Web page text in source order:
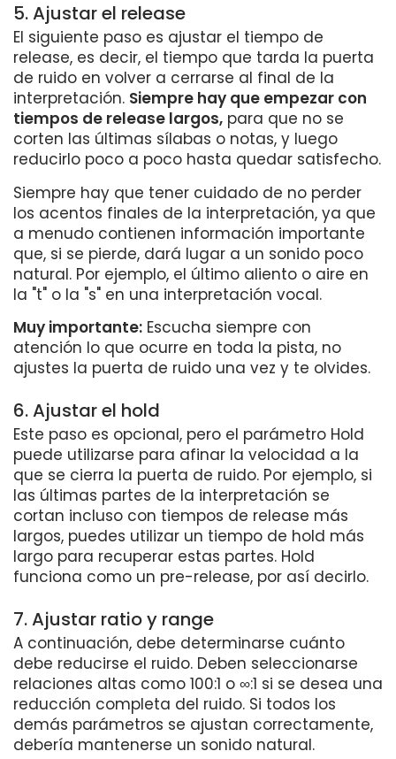
5. Ajustar el release
El siguiente paso es ajustar el tiempo de
release, es decir, el tiempo que tarda la puerta
de ruido en volver a cerrarse al final de la
interpretación. Siempre hay que empezar con
tiempos de release largos, para que no se
corten las últimas sílabas o notas, y luego
reducirlo poco a poco hasta quedar satisfecho.
Siempre hay que tener cuidado de no perder
los acentos finales de la interpretación, ya que
a menudo contienen información importante
que, si se pierde, dará lugar a un sonido poco
natural. Por ejemplo, el último aliento o aire en
la "t" o la "s" en una interpretación vocal.
Muy importante: Escucha siempre con
atención lo que ocurre en toda la pista, no
ajustes la puerta de ruido una vez y te olvides.
6. Ajustar el hold
Este paso es opcional, pero el parámetro Hold
puede utilizarse para afinar la velocidad a la
que se cierra la puerta de ruido. Por ejemplo, si
las últimas partes de la interpretación se
cortan incluso con tiempos de release más
largos, puedes utilizar un tiempo de hold más
largo para recuperar estas partes. Hold
funciona como un pre-release, por así decirlo.
7. Ajustar ratio y range
A continuación, debe determinarse cuánto
debe reducirse el ruido. Deben seleccionarse
relaciones altas como 100:1 o ∞:1 si se desea una
reducción completa del ruido. Si todos los
demás parámetros se ajustan correctamente,
debería mantenerse un sonido natural.